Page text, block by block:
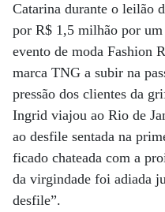
Catarina durante o leilão
por R$ 1,5 milhão por
evento de moda Fashion
marca TNG a subir na
pressão dos clientes da
Ingrid viajou ao Rio de
ao desfile sentada na
ficado chateada com a
da virgindade foi adiada
desfile”.